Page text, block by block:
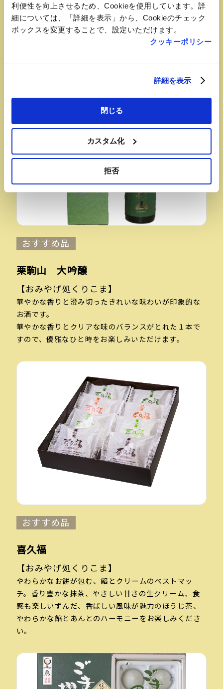
利便性を向上させるため、Cookieを使用しています。詳
細については、「詳細を表示」から、Cookieのチェック
ボックスを変更することで、設定いただけます。
クッキーポリシー
詳細を表示
閉じる
カスタム化
拒否
【おみやげ処くりこま】
新鮮な国産胡瓜と特製醤油を使用し、パリッとした歯
ごたえに仕上げた、きゅうりまるごと一本漬け。「酒
飲みが作った、酒飲みのための漬物」と語ったほど、
おすすめ品
栗駒山 大吟醸
【おみやげ処くりこま】
華やかな香りと澄み切ったきれいな味わいが印象的な
お酒です。
華やかな香りとクリアな味のバランスがとれた１本で
すので、優雅なひと時をお楽しみいただけます。
おすすめ品
喜久福
【おみやげ処くりこま】
やわらかなお餅が包む、餡とクリームのベストマッ
チ。香り豊かな抹茶、やさしい甘さの生クリーム、食
感も楽しいずんだ、香ばしい風味が魅力のほうじ茶、
やわらかな餡とあんとのハーモニーをお楽しみくださ
い。